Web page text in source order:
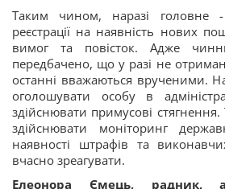
Таким чином, наразі головне -
реєстрації на наявність нових
вимог та повісток. Адже
передбачено, що у разі не
останні вважаються врученими.
оголошувати особу в
здійснювати примусові
здійснювати моніторинг
наявності штрафів та
вчасно зреагувати.
Елеонора Ємець, радник,